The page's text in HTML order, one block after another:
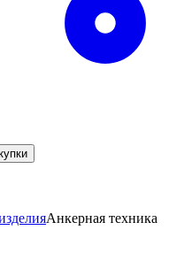
Анкерная техника